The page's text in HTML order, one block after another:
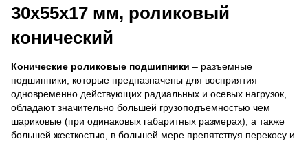
30x55x17 мм, роликовый
конический
Конические роликовые подшипники – разъемные
подшипники, которые предназначены для восприятия
одновременно действующих радиальных и осевых нагрузок,
обладают значительно большей грузоподъемностью чем
шариковые (при одинаковых габаритных размерах), а также
большей жесткостью, в большей мере препятствуя перекосу и